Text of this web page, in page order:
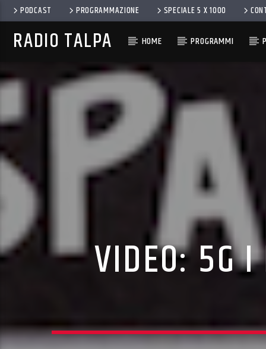
PODCAST PROGRAMMAZIONE SPECIALE 5 X 1000
RADIO TALPA HOME PROGRAMMI
VIDEO: 5G